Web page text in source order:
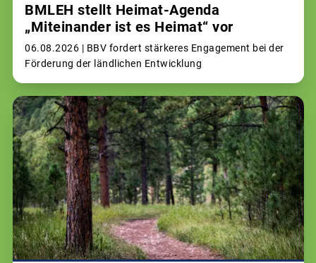
BMLEH stellt Heimat-Agenda
„Miteinander ist es Heimat“ vor
06.08.2026 | BBV fordert stärkeres Engagement bei der
Förderung der ländlichen Entwicklung